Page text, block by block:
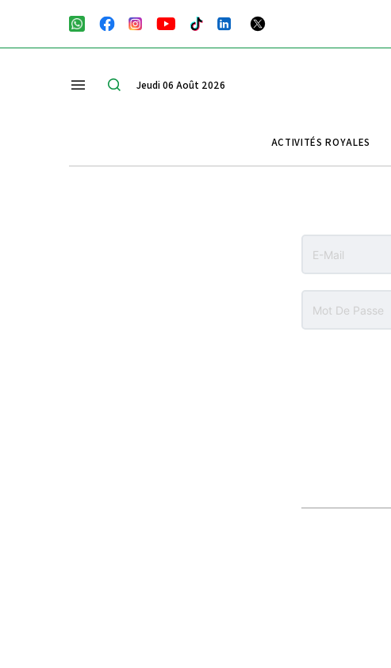
Jeudi 06 Août 2026
ACTIVITÉS ROYALES